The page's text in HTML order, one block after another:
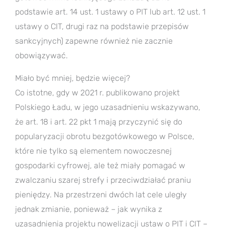
podstawie art. 14 ust. 1 ustawy o PIT lub art. 12 ust. 1
ustawy o CIT, drugi raz na podstawie przepisów
sankcyjnych) zapewne również nie zacznie
obowiązywać.
Miało być mniej, będzie więcej?
Co istotne, gdy w 2021 r. publikowano projekt
Polskiego Ładu, w jego uzasadnieniu wskazywano,
że art. 18 i art. 22 pkt 1 mają przyczynić się do
popularyzacji obrotu bezgotówkowego w Polsce,
które nie tylko są elementem nowoczesnej
gospodarki cyfrowej, ale też miały pomagać w
zwalczaniu szarej strefy i przeciwdziałać praniu
pieniędzy. Na przestrzeni dwóch lat cele uległy
jednak zmianie, ponieważ – jak wynika z
uzasadnienia projektu nowelizacji ustaw o PIT i CIT –